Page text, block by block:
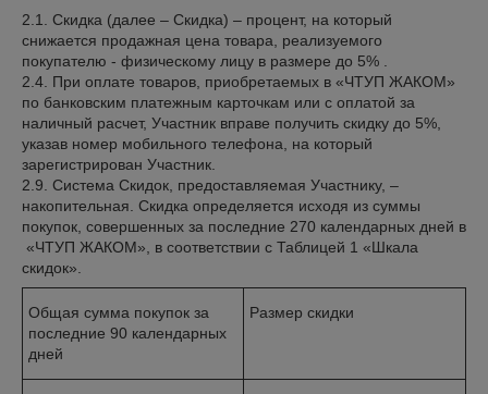
2.1. Скидка (далее – Скидка) – процент, на который
снижается продажная цена товара, реализуемого
покупателю - физическому лицу в размере до 5% .
2.4. При оплате товаров, приобретаемых в «ЧТУП ЖАКОМ»
по банковским платежным карточкам или с оплатой за
наличный расчет, Участник вправе получить скидку до 5%,
указав номер мобильного телефона, на который
зарегистрирован Участник.
2.9. Система Скидок, предоставляемая Участнику, –
накопительная. Скидка определяется исходя из суммы
покупок, совершенных за последние 270 календарных дней в
«ЧТУП ЖАКОМ», в соответствии с Таблицей 1 «Шкала
скидок».
Общая сумма покупок за
последние 90 календарных
дней
Размер скидки